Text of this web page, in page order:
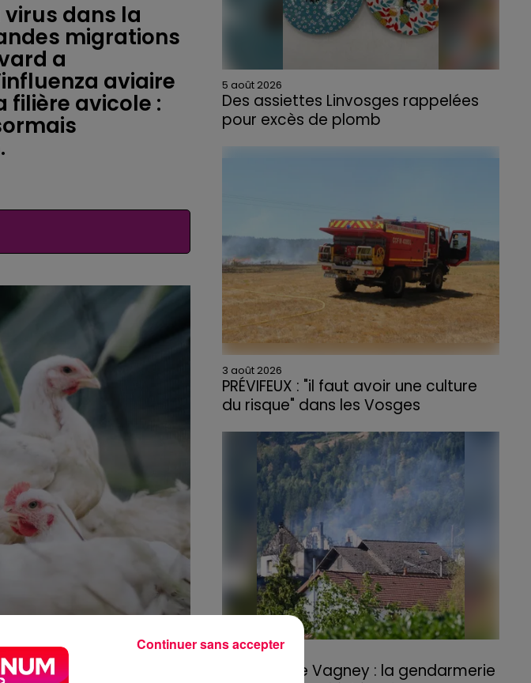
dans la
migrations
a
aviaire
filière avicole :
5 août 2026
Des assiettes Linvosges rappelées
pour excès de plomb
3 août 2026
PRÉVIFEUX : "il faut avoir une culture
du risque" dans les Vosges
3 août 2026
Incendie de Vagney : la gendarmerie
Continuer sans accepter